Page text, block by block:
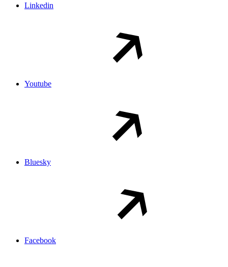
Linkedin
Youtube
Bluesky
Facebook